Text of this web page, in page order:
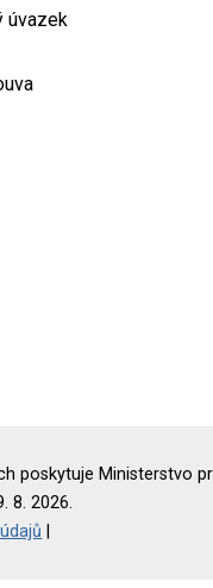
úvazek
poskytuje Ministerstvo
8. 2026.